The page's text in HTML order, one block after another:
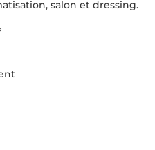
salon et dressing.